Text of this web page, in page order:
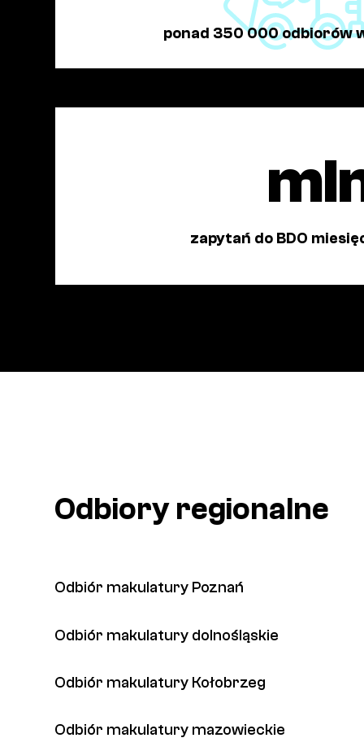
ponad 350 000 odbiorów
zapytań do BDO
Odbiory regionalne
Odbiór makulatury Poznań
Odbiór makulatury dolnośląskie
Odbiór makulatury Kołobrzeg
Odbiór makulatury mazowieckie